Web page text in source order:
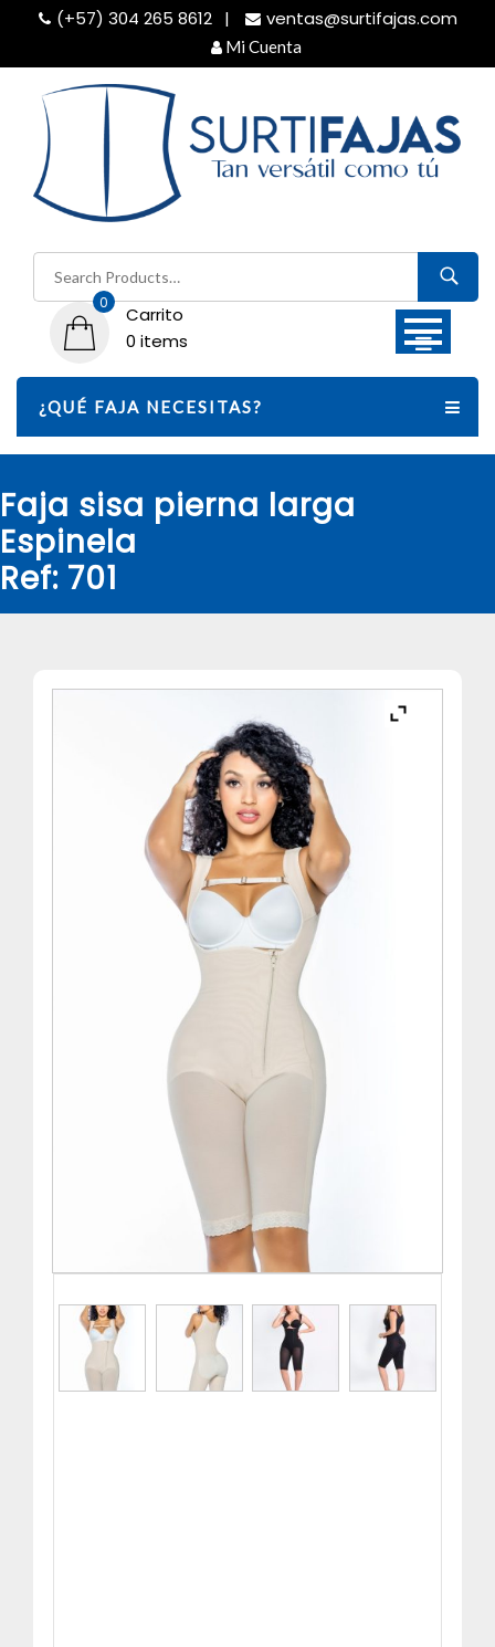
content
(+57) 304 265 8612 ventas@surtifajas.com
Mi Cuenta
Buscar
por:
0
Carrito
0 items
¿QUÉ FAJA NECESITAS?
Faja sisa pierna larga
Espinela
Ref: 701